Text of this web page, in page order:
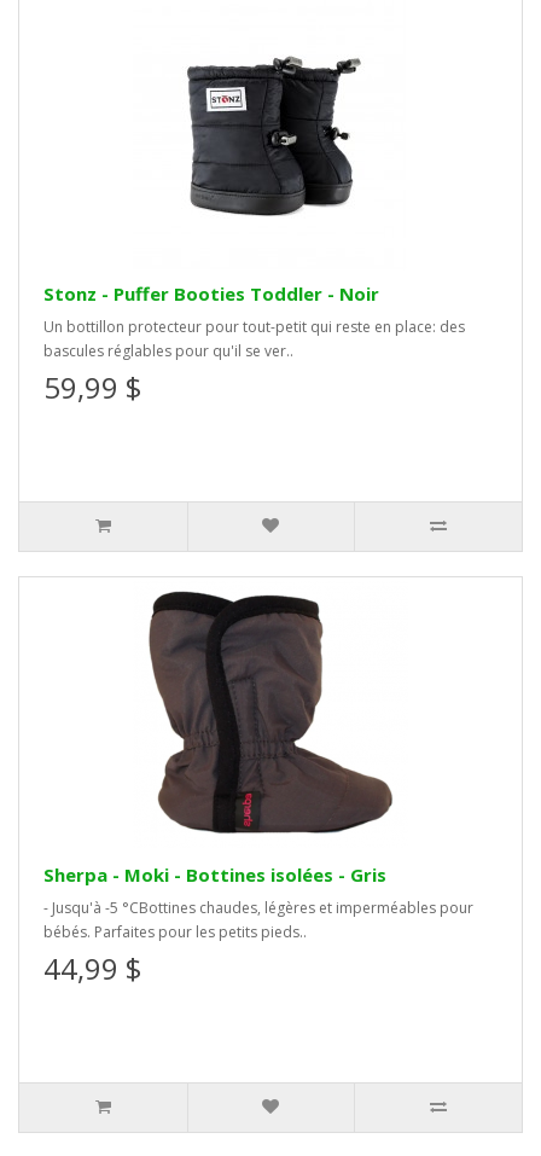
Stonz - Puffer Booties Toddler - Noir
Un bottillon protecteur pour tout-petit qui reste en place: des
bascules réglables pour qu'il se ver..
59,99 $
Sherpa - Moki - Bottines isolées - Gris
- Jusqu'à -5 °CBottines chaudes, légères et imperméables pour
bébés. Parfaites pour les petits pieds..
44,99 $